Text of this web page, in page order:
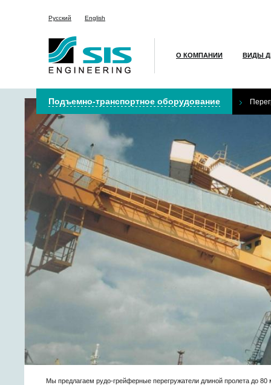
Русский English
О КОМПАНИИ ВИДЫ
Подъемно-транспортное оборудование
Мы предлагаем рудо-грейферные перегружатели длиной пролета до